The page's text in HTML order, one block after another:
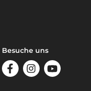
Besuche uns